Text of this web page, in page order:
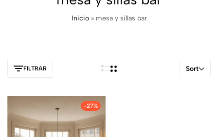
Inicio» mesa y sillas bar
FILTRAR Sort
-27%